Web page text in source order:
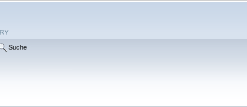
Suche